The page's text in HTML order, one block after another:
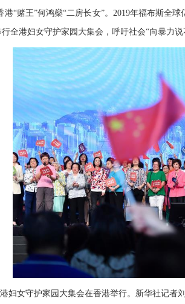
港“赌王”何鸿燊“二房长女”。2019年福布斯全
全港妇女守护家园大集会，呼吁社会“向暴力说
妇女守护家园大集会在香港举行。新华社记者